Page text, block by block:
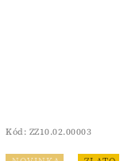
Kód: ZZ10.02.00003